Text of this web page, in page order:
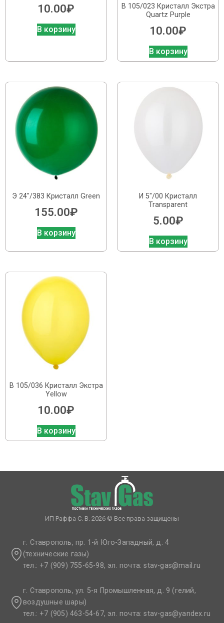
10.00₽
В корзину
В 105/023 Кристалл Экстра
Quartz Purple
10.00₽
В корзину
Э 24″/383 Кристалл Green
155.00₽
В корзину
И 5″/00 Кристалл
Transparent
5.00₽
В корзину
В 105/036 Кристалл Экстра
Yellow
10.00₽
В корзину
ИП Раффа С. В. 2026 © Все права защищены
г. Ставрополь, пр. 1-й Юго-Западный, д. 4
(технические газы)
тел.: +7 (909) 755-65-98, эл. почта: stav-gas@mail.ru​
г. Ставрополь, ул. 5-я Промышленная, д. 9 (гелий,
воздушные шары)
тел.: +7 (905) 463-54-67, эл. почта: stav-gas@yandex.ru​